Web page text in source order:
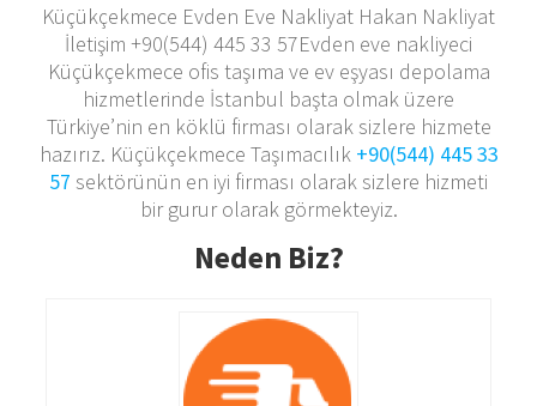
Küçükçekmece Evden Eve Nakliyat Hakan Nakliyat
İletişim +90(544) 445 33 57Evden eve nakliyeci
Küçükçekmece ofis taşıma ve ev eşyası depolama
hizmetlerinde İstanbul başta olmak üzere
Türkiye’nin en köklü firması olarak sizlere hizmete
hazırız. Küçükçekmece Taşımacılık +90(544) 445 33
57 sektörünün en iyi firması olarak sizlere hizmeti
bir gurur olarak görmekteyiz.
Neden Biz?